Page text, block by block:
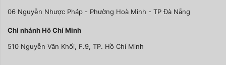
06 Nguyễn Nhược Pháp - Phường Hoà Minh - TP Đà Nẵng
Chi nhánh Hồ Chí Minh
510 Nguyễn Văn Khối, F.9, TP. Hồ Chí Minh